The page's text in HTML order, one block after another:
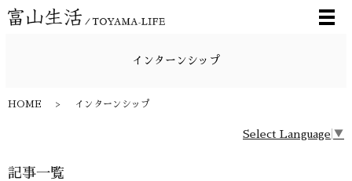
メ
インターンシップ
HOME インターンシップ
Select Language ▼
記事一覧